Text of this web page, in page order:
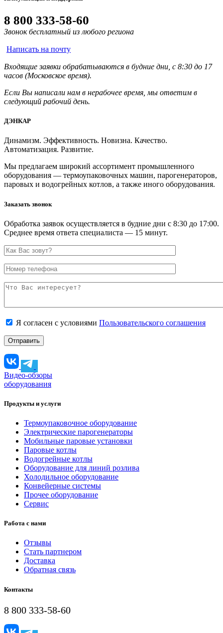
8 800 333-58-60
Звонок бесплатный из любого региона
Написать на почту
Входящие заявки обрабатываются в будние дни, с 8:30 до 17
часов (Московское время).
Если Вы написали нам в нерабочее время, мы ответим в
следующий рабочий день.
ДЭНКАР
Динамизм. Эффективность. Новизна. Качество.
Автоматизация. Развитие.
Мы предлагаем широкий ассортимент промышленного
оборудования — термоупаковочных машин, парогенераторов,
паровых и водогрейных котлов, а также иного оборудования.
Заказать звонок
Обработка заявок осуществляется в будние дни с 8:30 до 17:00.
Среднее время ответа специалиста — 15 минут.
Я согласен с условиями Пользовательского соглашения
Видео-обзоры
оборудования
Продукты и услуги
Термоупаковочное оборудование
Электрические парогенераторы
Мобильные паровые установки
Паровые котлы
Водогрейные котлы
Оборудование для линий розлива
Холодильное оборудование
Конвейерные системы
Прочее оборудование
Сервис
Работа с нами
Отзывы
Стать партнером
Доставка
Обратная связь
Контакты
8 800 333-58-60